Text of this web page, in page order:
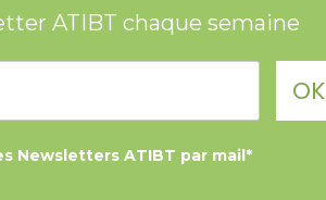
ATIBT chaque semaine
Newsletters ATIBT par mail*
OK